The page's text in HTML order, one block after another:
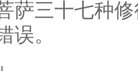
萨三十七种
误。